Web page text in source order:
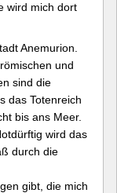
wird mich dort
Anemurion.
und
sind die
das Totenreich
bis ans Meer.
wird das
durch die
gibt, die mich